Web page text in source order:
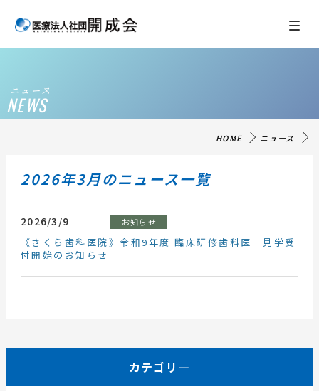
ニュース
NEWS
HOME ニュース
2026年3月のニュース一覧
2026/3/9 お知らせ
《さくら歯科医院》令和9年度 臨床研修歯科医 見学受
付開始のお知らせ
カテゴリ―